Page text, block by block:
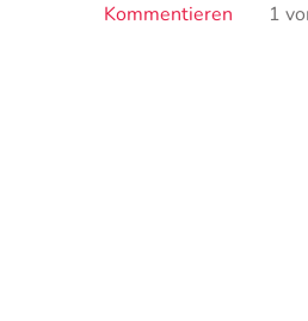
Kommentieren
1